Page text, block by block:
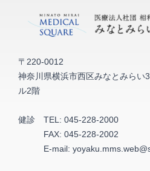
〒220-0012
神奈川県横浜市西区みなとみら
ル2階
健診 TEL:045-228-2000
FAX:045-228-2002
E-mail: